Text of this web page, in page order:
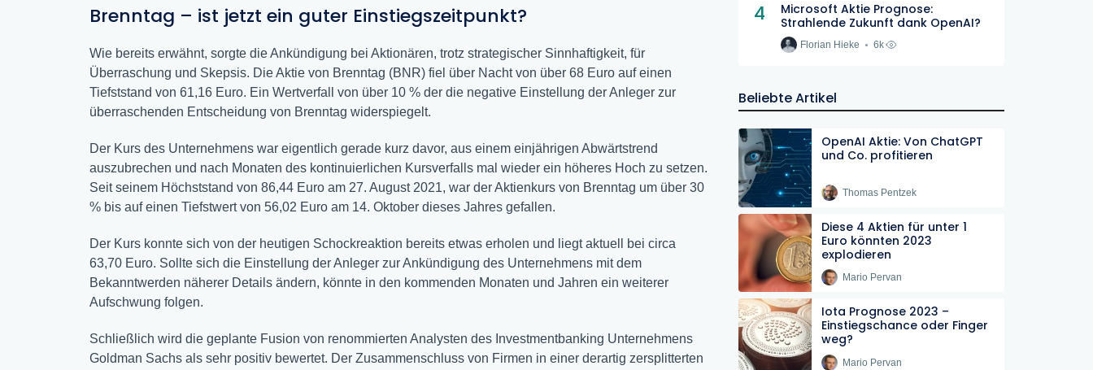
Brenntag – ist jetzt ein guter Einstiegszeitpunkt?
Wie bereits erwähnt, sorgte die Ankündigung bei Aktionären, trotz strategischer Sinnhaftigkeit, für
Überraschung und Skepsis. Die Aktie von Brenntag (BNR) fiel über Nacht von über 68 Euro auf einen
Tiefststand von 61,16 Euro. Ein Wertverfall von über 10 % der die negative Einstellung der Anleger zur
überraschenden Entscheidung von Brenntag widerspiegelt.
Der Kurs des Unternehmens war eigentlich gerade kurz davor, aus einem einjährigen Abwärtstrend
auszubrechen und nach Monaten des kontinuierlichen Kursverfalls mal wieder ein höheres Hoch zu setzen.
Seit seinem Höchststand von 86,44 Euro am 27. August 2021, war der Aktienkurs von Brenntag um über 30
% bis auf einen Tiefstwert von 56,02 Euro am 14. Oktober dieses Jahres gefallen.
Der Kurs konnte sich von der heutigen Schockreaktion bereits etwas erholen und liegt aktuell bei circa
63,70 Euro. Sollte sich die Einstellung der Anleger zur Ankündigung des Unternehmens mit dem
Bekanntwerden näherer Details ändern, könnte in den kommenden Monaten und Jahren ein weiterer
Aufschwung folgen.
Schließlich wird die geplante Fusion von renommierten Analysten des Investmentbanking Unternehmens
Goldman Sachs als sehr positiv bewertet. Der Zusammenschluss von Firmen in einer derartig zersplitterten
4
Microsoft Aktie Prognose:
Strahlende Zukunft dank OpenAI?
Florian Hieke 6k
Beliebte Artikel
OpenAI Aktie: Von ChatGPT
und Co. profitieren
Thomas Pentzek
Diese 4 Aktien für unter 1
Euro könnten 2023
explodieren
Mario Pervan
Iota Prognose 2023 –
Einstiegschance oder Finger
weg?
Mario Pervan